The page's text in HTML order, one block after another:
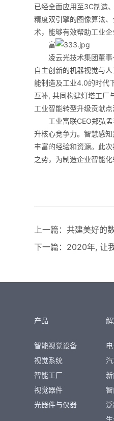
已经全面应用至3C制造
精度双引擎的图像算法
术，能够有效帮助工业
富
凌云光技术集团董事
自主创新的机器视觉与
能制造及工业4.0的时代
互补, 共同构建灯塔工厂
工业智能转型升级贡献点
工业富联CEO郑弘孟
升核心竞争力。智慧感
丰富的经验和资源。此
之势，为制造企业智能化
上一篇：共建美好的
下一篇： 2020年, 让
产品
智能视觉设备
视觉系统
智能工厂
视觉器件
光器件与仪器